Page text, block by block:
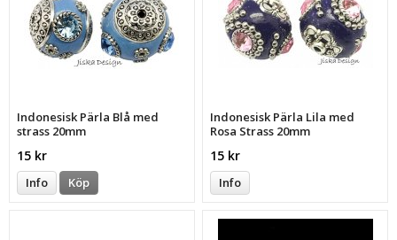
Indonesisk Pärla Blå med
strass 20mm
15 kr
Info Köp
Indonesisk Pärla Lila med
Rosa Strass 20mm
15 kr
Info